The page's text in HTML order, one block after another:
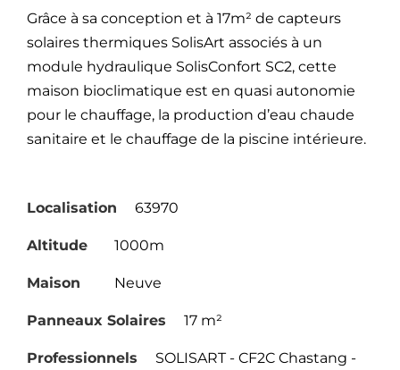
Grâce à sa conception et à 17m² de capteurs
solaires thermiques SolisArt associés à un
module hydraulique SolisConfort SC2, cette
maison bioclimatique est en quasi autonomie
pour le chauffage, la production d’eau chaude
sanitaire et le chauffage de la piscine intérieure.
Localisation 63970
Altitude 1000m
Maison Neuve
Panneaux Solaires 17 m²
Professionnels
SOLISART - CF2C Chastang -